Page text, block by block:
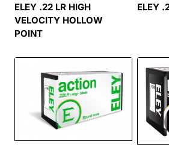
ELEY .22 LR HIGH
VELOCITY HOLLOW
POINT
ELEY